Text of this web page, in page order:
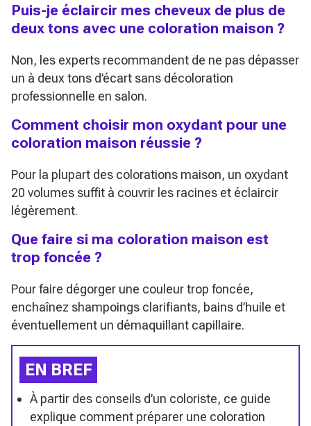
Puis-je éclaircir mes cheveux de plus de
deux tons avec une coloration maison ?
Non, les experts recommandent de ne pas dépasser
un à deux tons d’écart sans décoloration
professionnelle en salon.
Comment choisir mon oxydant pour une
coloration maison réussie ?
Pour la plupart des colorations maison, un oxydant
20 volumes suffit à couvrir les racines et éclaircir
légèrement.
Que faire si ma coloration maison est
trop foncée ?
Pour faire dégorger une couleur trop foncée,
enchaînez shampoings clarifiants, bains d’huile et
éventuellement un démaquillant capillaire.
EN BREF
À partir des conseils d’un coloriste, ce guide
explique comment préparer une coloration